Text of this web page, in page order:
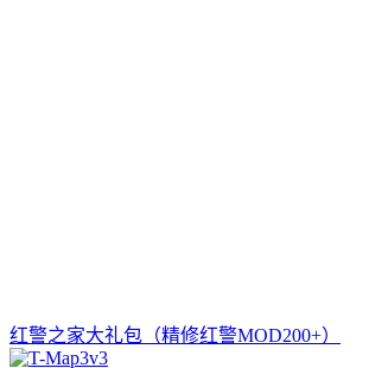
红警之家大礼包（精修红警MOD200+）